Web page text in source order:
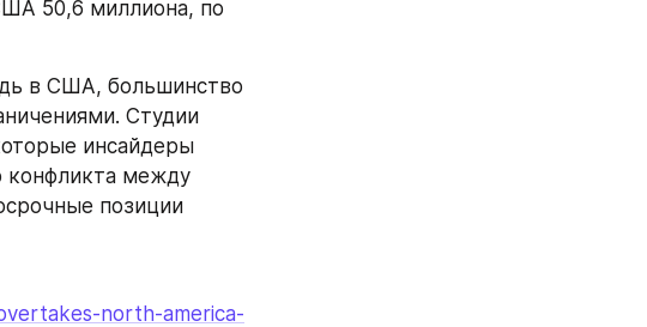
50,6 миллиона, по
в США, большинство
Студии
инсайдеры
конфликта между
позиции
north-america-